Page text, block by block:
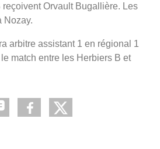
Orvault Bugallière. Les
Nozay.
arbitre assistant 1 en régional 1
match entre les Herbiers B et